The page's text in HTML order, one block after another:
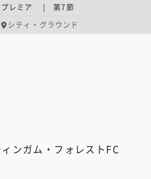
プレミア | 第7節
シティ・グラウンド
ンガム・フォレストFC